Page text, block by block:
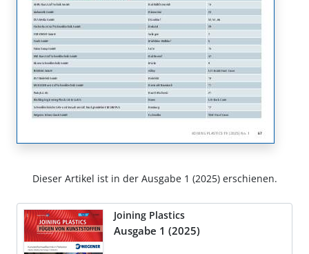
Dieser Artikel ist in der Ausgabe 1 (2025) erschienen.
Joining Plastics
Ausgabe 1 (2025)